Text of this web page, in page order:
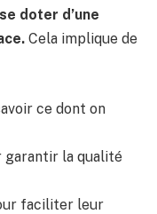
doter d’une
Cela implique de
ce dont on
garantir la qualité
faciliter leur